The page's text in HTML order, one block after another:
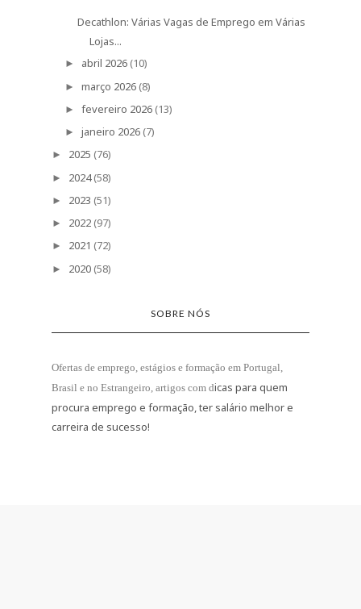
Decathlon: Várias Vagas de Emprego em Várias
Lojas...
► abril 2026 (10)
► março 2026 (8)
► fevereiro 2026 (13)
► janeiro 2026 (7)
► 2025 (76)
► 2024 (58)
► 2023 (51)
► 2022 (97)
► 2021 (72)
► 2020 (58)
SOBRE NÓS
Ofertas de emprego, estágios e formação em Portugal,
Brasil e no Estrangeiro , artigos com dicas para quem
procura emprego e formação, ter salário melhor e
carreira de sucesso!